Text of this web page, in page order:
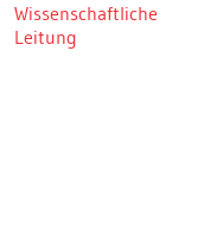
Wissenschaftliche
Leitung